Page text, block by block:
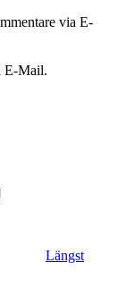
via E-
E-Mail.
Längst